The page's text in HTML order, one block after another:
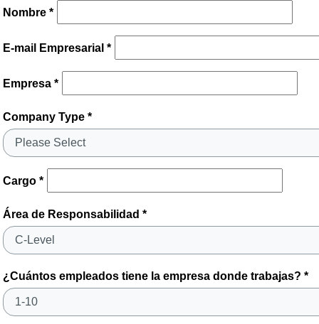
Nombre *
E-mail Empresarial *
Empresa *
Company Type *
Cargo *
Área de Responsabilidad *
¿Cuántos empleados tiene la empresa donde trabajas? *